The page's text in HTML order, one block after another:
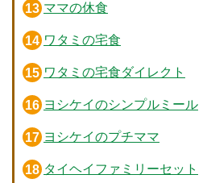
ママの休食
ワタミの宅食
ワタミの宅食ダイレクト
ヨシケイのシンプルミール
ヨシケイのプチママ
タイヘイファミリーセット